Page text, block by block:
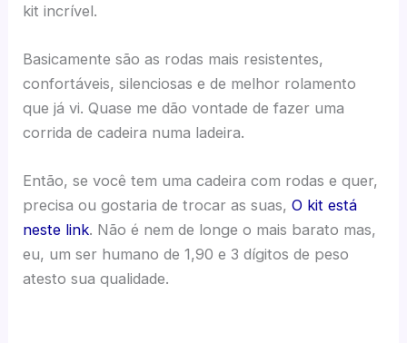
kit incrível.
Basicamente são as rodas mais resistentes,
confortáveis, silenciosas e de melhor rolamento
que já vi. Quase me dão vontade de fazer uma
corrida de cadeira numa ladeira.
Então, se você tem uma cadeira com rodas e quer,
precisa ou gostaria de trocar as suas,O kit está
neste link. Não é nem de longe o mais barato mas,
eu, um ser humano de 1,90 e 3 dígitos de peso
atesto sua qualidade.